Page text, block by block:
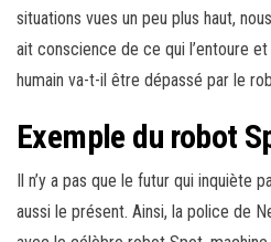
situations vues un peu plus haut,
ait conscience de ce qui l’entoure et
humain va-t-il être dépassé par le
Exemple du robot
Il n’y a pas que le futur qui inquiète
aussi le présent. Ainsi, la police de